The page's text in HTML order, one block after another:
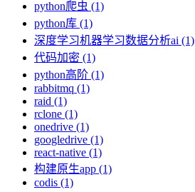
python爬虫 (1)
python库 (1)
深度学习机器学习数据分析ai (1)
代码加密 (1)
python高阶 (1)
rabbitmq (1)
raid (1)
rclone (1)
onedrive (1)
googledrive (1)
react-native (1)
构建原生app (1)
codis (1)